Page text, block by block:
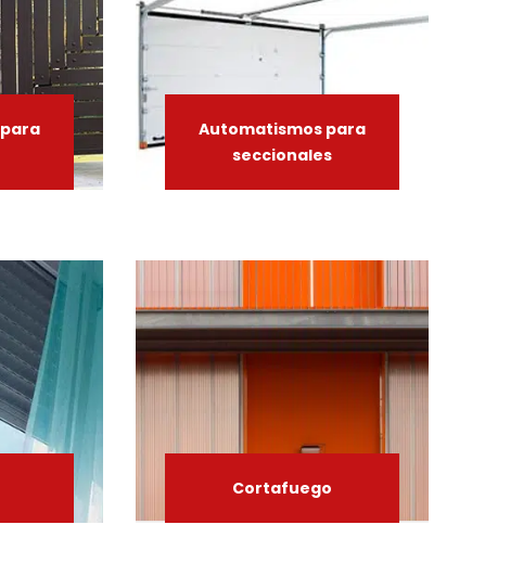
para
Automatismos para
seccionales
Cortafuego